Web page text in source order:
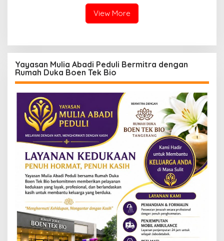
View More
Yayasan Mulia Abadi Peduli Bermitra dengan
Rumah Duka Boen Tek Bio